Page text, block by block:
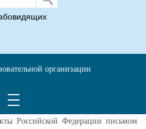
их родителей
и науки Республики Хакасия
организациями в работе по
транспортного травматизма.
Российской Федерации письмом
организации